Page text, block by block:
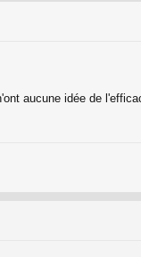
aucune idée de